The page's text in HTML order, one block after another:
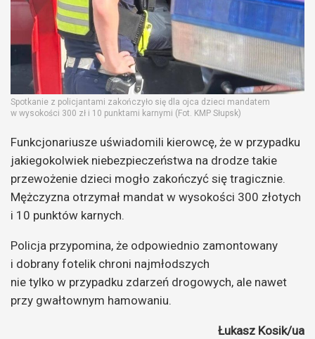
Spotkanie z policjantami zakończyło się dla ojca dzieci mandatem
w wysokości 300 zł i 10 punktami karnymi (Fot. KMP Słupsk)
Funkcjonariusze uświadomili kierowcę, że w przypadku
jakiegokolwiek niebezpieczeństwa na drodze takie
przewożenie dzieci mogło zakończyć się tragicznie.
Mężczyzna otrzymał mandat w wysokości 300 złotych
i 10 punktów karnych.
Policja przypomina, że odpowiednio zamontowany
i dobrany fotelik chroni najmłodszych
nie tylko w przypadku zdarzeń drogowych, ale nawet
przy gwałtownym hamowaniu.
Łukasz Kosik/ua